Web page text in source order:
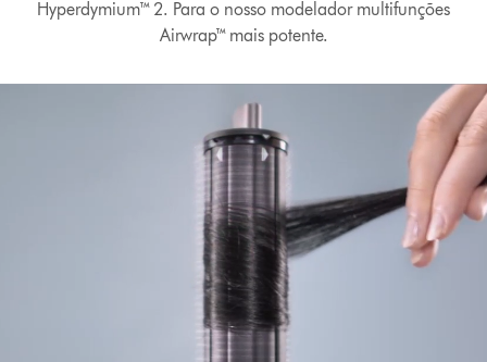
a
transcrição
Hyperdymium™ 2. Para o nosso modelador multifunções
Airwrap™ mais potente.